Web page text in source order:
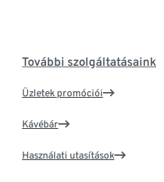
További szolgáltatásaink
Üzletek promóciói
Kávébár
Használati utasítások